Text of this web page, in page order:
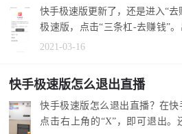
快手极速版更新了，还是进入“
极速版，点击“三条杠-去赚钱”
签到。 首...
2021-03-16
快手极速版怎么退出直播
快手极速版怎么退出直播？在快
点击右上角的“X”，即可退出